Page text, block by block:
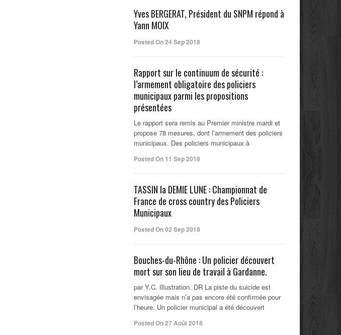
Yves BERGERAT, Président du SNPM répond à
Yann MOIX
Posted On 24 Sep 2018
Rapport sur le continuum de sécurité :
l’armement obligatoire des policiers
municipaux parmi les propositions
présentées
Le rapport sera remis au Premier ministre mardi et
propose 78 mesures, dont l’armement des policiers
municipaux. Des policiers municipaux à
Posted On 11 Sep 2018
TASSIN la DEMIE LUNE : Championnat de
France de cross country des Policiers
Municipaux
Posted On 02 Sep 2018
Bouches-du-Rhône : Un policier découvert
mort sur son lieu de travail à Gardanne.
par Y.C. Illustration. DR La piste du suicide est
envisagée mais n’a pas encore été confirmée pour
l’heure. Un policier municipal a été découvert
Posted On 27 Août 2018